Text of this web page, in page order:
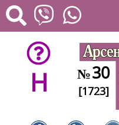
H №30
[1723]